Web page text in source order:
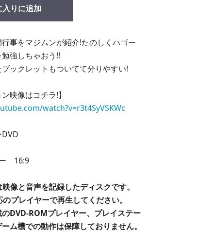
入りに追加
事をマジムンが紹介!たのしくハゴー
強しちゃおう!!
ックレットもついてて分りやすい!
映像はコチラ!】
watch?v=r3t4SyVSKWc
16:9
像と音声を記録したディスクです。
プレイヤーで再生してください。
DVD-ROMプレイヤー、プレイステー
ム機での動作は保障しておりません。